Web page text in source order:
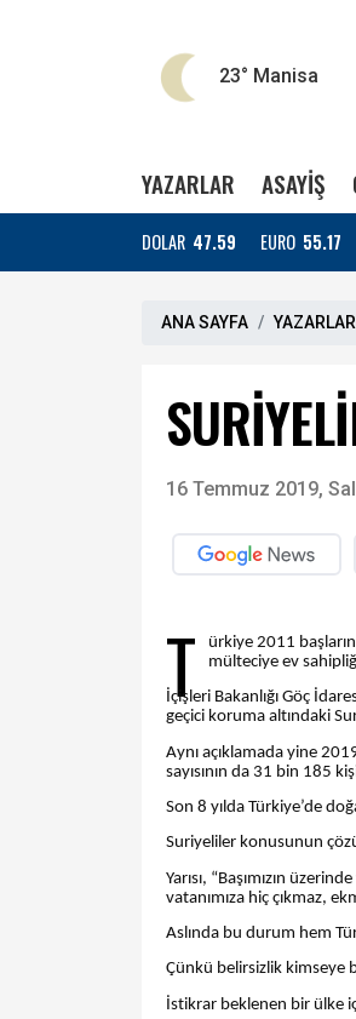
23° Manisa
YAZARLAR ASAYİŞ
DOLAR 47.59 EURO 55.17
ANA SAYFA YAZARLAR
16 Temmuz 2019,
T
ürkiye 2011
mülteciye ev
İçişleri Bakanlığı Göç
geçici koruma altındaki
Aynı açıklamada yine
sayısının da 31 bin 185
Son 8 yılda Türkiye’de
Suriyeliler konusunun
Yarısı, “Başımızın
vatanımıza hiç çıkmaz,
Aslında bu durum hem
Çünkü belirsizlik kimseye
İstikrar beklenen bir ülke